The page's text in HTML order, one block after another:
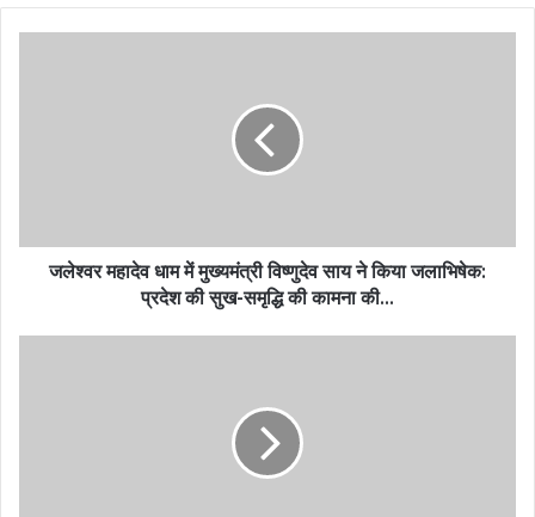
जलेश्वर महादेव धाम में मुख्यमंत्री विष्णुदेव साय ने किया जलाभिषेक:
प्रदेश की सुख-समृद्धि की कामना की…